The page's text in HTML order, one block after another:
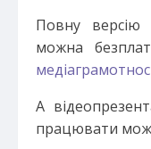
Повну версію
можна
А
працювати